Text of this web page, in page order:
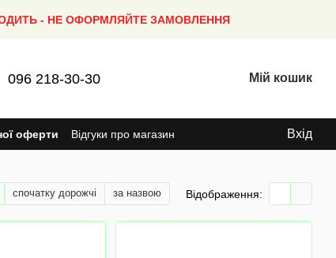
- НЕ ОФОРМЛЯЙТЕ ЗАМОВЛЕННЯ
096 218-30-30 Мій кошик
оферти Відгуки про магазин Вхід
спочатку дорожчі за назвою Відображення: